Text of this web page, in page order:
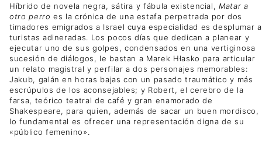
Híbrido de novela negra, sátira y fábula existencial,Matar a
otro perro es la crónica de una estafa perpetrada por dos
timadores emigrados a Israel cuya especialidad es desplumar a
turistas adineradas. Los pocos días que dedican a planear y
ejecutar uno de sus golpes, condensados en una vertiginosa
sucesión de diálogos, le bastan a Marek Hłasko para articular
un relato magistral y perfilar a dos personajes memorables:
Jakub, galán en horas bajas con un pasado traumático y más
escrúpulos de los aconsejables; y Robert, el cerebro de la
farsa, teórico teatral de café y gran enamorado de
Shakespeare, para quien, además de sacar un buen mordisco,
lo fundamental es ofrecer una representación digna de su
«público femenino».